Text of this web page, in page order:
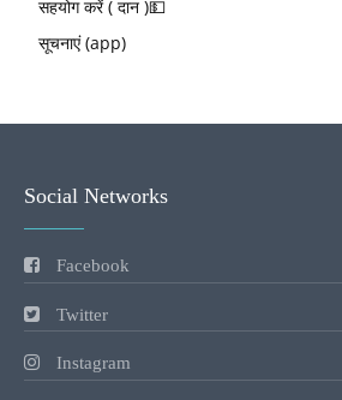
सहयोग करें ( दान )💵
सूचनाएं (app)
Social Networks
Facebook
Twitter
Instagram